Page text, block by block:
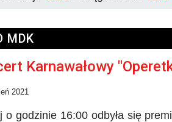
MDK
Karnawałowy
2021
o godzinie 16:00 odbyła się